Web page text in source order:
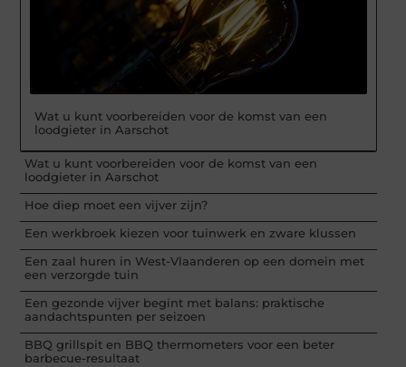
Wat u kunt voorbereiden voor de komst van een
loodgieter in Aarschot
Wat u kunt voorbereiden voor de komst van een
loodgieter in Aarschot
Hoe diep moet een vijver zijn?
Een werkbroek kiezen voor tuinwerk en zware klussen
Een zaal huren in West-Vlaanderen op een domein met
een verzorgde tuin
Een gezonde vijver begint met balans: praktische
aandachtspunten per seizoen
BBQ grillspit en BBQ thermometers voor een beter
barbecue-resultaat